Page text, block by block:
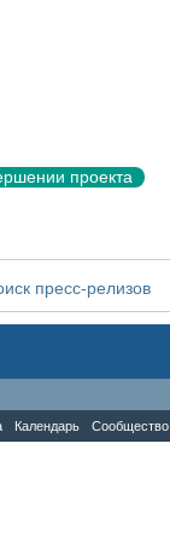
проекта
пресс-релизов
Календарь Сообщество